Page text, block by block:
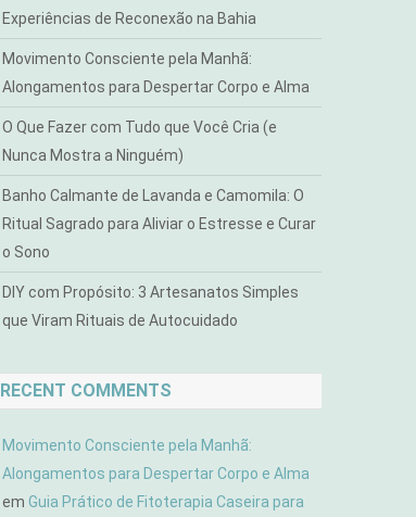
Experiências de Reconexão na Bahia
Movimento Consciente pela Manhã:
Alongamentos para Despertar Corpo e Alma
O Que Fazer com Tudo que Você Cria (e
Nunca Mostra a Ninguém)
Banho Calmante de Lavanda e Camomila: O
Ritual Sagrado para Aliviar o Estresse e Curar
o Sono
DIY com Propósito: 3 Artesanatos Simples
que Viram Rituais de Autocuidado
RECENT COMMENTS
Movimento Consciente pela Manhã:
Alongamentos para Despertar Corpo e Alma
emGuia Prático de Fitoterapia Caseira para